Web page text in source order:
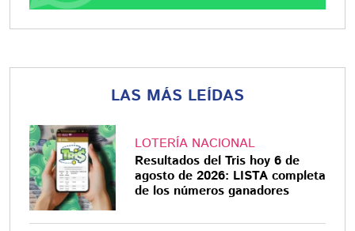
LAS MÁS LEÍDAS
LOTERÍA NACIONAL
Resultados del Tris hoy 6 de
agosto de 2026: LISTA completa
de los números ganadores